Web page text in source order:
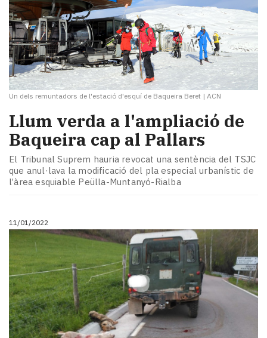
Un dels remuntadors de l'estació d'esquí de Baqueira Beret | ACN
Llum verda a l'ampliació de
Baqueira cap al Pallars
El Tribunal Suprem hauria revocat una sentència del TSJC
que anul·lava la modificació del pla especial urbanístic de
l’àrea esquiable Peülla-Muntanyó-Rialba
11/01/2022